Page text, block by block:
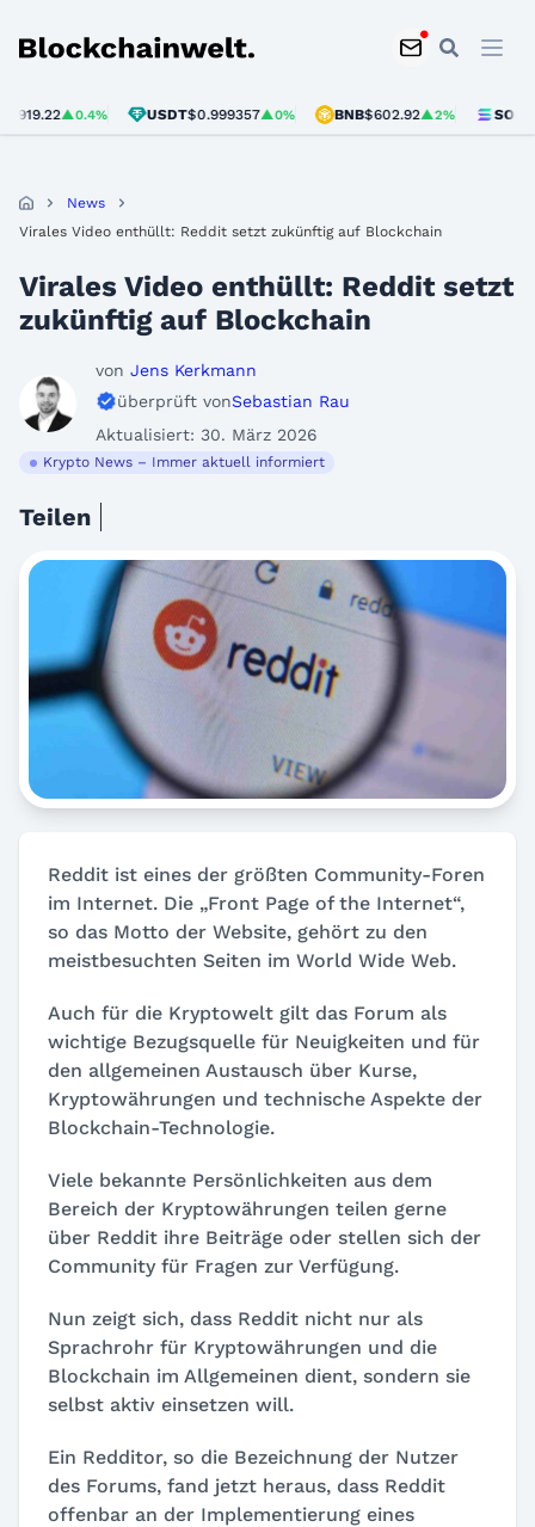
Blockchainwelt
▲0.4% USDT$0.999357▲0% BNB$602.92▲2% SOL $75.97
News
Virales Video enthüllt: Reddit setzt zukünftig auf Blockchain
Virales Video enthüllt: Reddit setzt
zukünftig auf Blockchain
von Jens Kerkmann
überprüft vonSebastian Rau
Aktualisiert: 30. März 2026
Krypto News – Immer aktuell informiert
Teilen
Reddit ist eines der größten Community-Foren
im Internet. Die „Front Page of the Internet“,
so das Motto der Website, gehört zu den
meistbesuchten Seiten im World Wide Web.
Auch für die Kryptowelt gilt das Forum als
wichtige Bezugsquelle für Neuigkeiten und für
den allgemeinen Austausch über Kurse,
Kryptowährungen und technische Aspekte der
Blockchain-Technologie.
Viele bekannte Persönlichkeiten aus dem
Bereich der Kryptowährungen teilen gerne
über Reddit ihre Beiträge oder stellen sich der
Community für Fragen zur Verfügung.
Nun zeigt sich, dass Reddit nicht nur als
Sprachrohr für Kryptowährungen und die
Blockchain im Allgemeinen dient, sondern sie
selbst aktiv einsetzen will.
Ein Redditor, so die Bezeichnung der Nutzer
des Forums, fand jetzt heraus, dass Reddit
offenbar an der Implementierung eines